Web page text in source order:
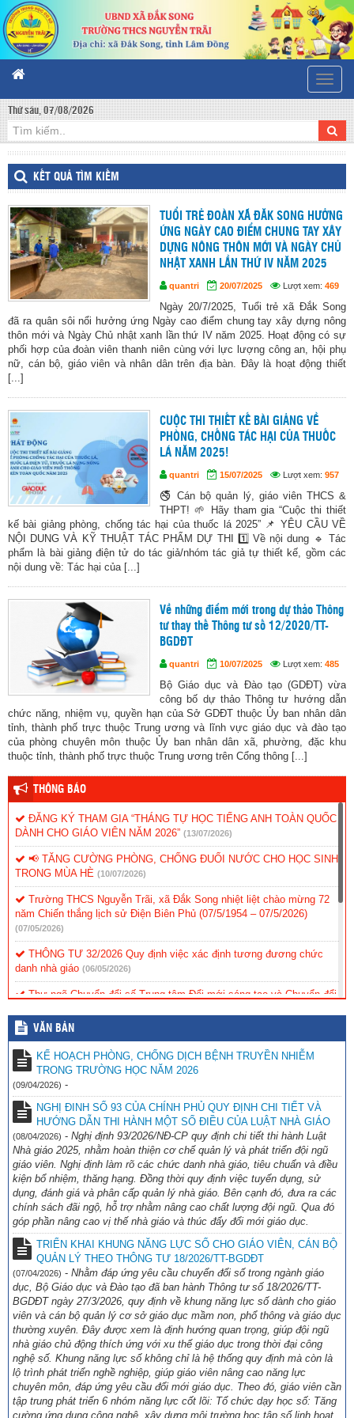
Toggle
Thứ sáu, 07/08/2026
KẾT QUẢ TÌM KIẾM
TUỔI TRẺ ĐOÀN XÃ ĐĂK SONG HƯỞNG
ỨNG NGÀY CAO ĐIỂM CHUNG TAY XÂY
DỰNG NÔNG THÔN MỚI VÀ NGÀY CHỦ
NHẬT XANH LẦN THỨ IV NĂM 2025
quantri 20/07/2025 Lượt xem: 469
Ngày 20/7/2025, Tuổi trẻ xã Đắk Song
đã ra quân sôi nổi hưởng ứng Ngày cao điểm chung tay xây dựng nông
thôn mới và Ngày Chủ nhật xanh lần thứ IV năm 2025. Hoạt động có sự
phối hợp của đoàn viên thanh niên cùng với lực lượng công an, hội phụ
nữ, cán bộ, giáo viên và nhân dân trên địa bàn. Đây là hoạt động thiết
[...]
CUỘC THI THIẾT KẾ BÀI GIẢNG VỀ
PHÒNG, CHỐNG TÁC HẠI CỦA THUỐC
LÁ NĂM 2025!
quantri 15/07/2025 Lượt xem: 957
🚭 Cán bộ quản lý, giáo viên THCS &
THPT! 🌱 Hãy tham gia “Cuộc thi thiết
kế bài giảng phòng, chống tác hại của thuốc lá 2025” 📌 YÊU CẦU VỀ
NỘI DUNG VÀ KỸ THUẬT TÁC PHẨM DỰ THI 1️⃣ Về nội dung 🔹 Tác
phẩm là bài giảng điện tử do tác giả/nhóm tác giả tự thiết kế, gồm các
nội dung về: Tác hại của [...]
Về những điểm mới trong dự thảo Thông
tư thay thế Thông tư số 12/2020/TT-
BGDĐT
quantri 10/07/2025 Lượt xem: 485
Bộ Giáo dục và Đào tạo (GDĐT) vừa
công bố dự thảo Thông tư hướng dẫn
chức năng, nhiệm vụ, quyền hạn của Sở GDĐT thuộc Ủy ban nhân dân
tỉnh, thành phố trực thuộc Trung ương và lĩnh vực giáo dục và đào tạo
của phòng chuyên môn thuộc Ủy ban nhân dân xã, phường, đặc khu
thuộc tỉnh, thành phố trực thuộc Trung ương trên Cổng thông [...]
THÔNG BÁO
ĐĂNG KÝ THAM GIA “THÁNG TỰ HỌC TIẾNG ANH TOÀN QUỐC
DÀNH CHO GIÁO VIÊN NĂM 2026” (13/07/2026)
📢 TĂNG CƯỜNG PHÒNG, CHỐNG ĐUỐI NƯỚC CHO HỌC SINH
TRONG MÙA HÈ (10/07/2026)
Trường THCS Nguyễn Trãi, xã Đắk Song nhiệt liệt chào mừng 72
năm Chiến thắng lịch sử Điện Biên Phủ (07/5/1954 – 07/5/2026)
(07/05/2026)
THÔNG TƯ 32/2026 Quy định việc xác định tương đương chức
danh nhà giáo (06/05/2026)
Thư ngõ Chuyển đổi số Trung tâm Đổi mới sáng tạo và Chuyển đổi
CÔNG AN XÃ ĐẮK SONG TRIỂN KHAI MÔ HÌNH “CỔNG
TRƯỜNG AN TOÀN GIAO THÔNG” TẠI TRƯỜNG THCS NGUYỄN
TRÃI
(06/05/2026)
Trường THCS Nguyễn Trãi Hướng dẫn tham gia thử thách trực
tuyến “S-Race 2026″ (06/05/2026)
TRƯỜNG THCS NGUYỄN TRÃI HƯỚNG DẪN SỬ DỤNG BỘ
SGK KẾT NỐI TRI THỨC VỚI CUỘC SỐNG NĂM HỌC 2026-2027
(06/05/2026)
VĂN BẢN
KẾ HOẠCH PHÒNG, CHỐNG DỊCH BỆNH TRUYỀN NHIỄM
TRONG TRƯỜNG HỌC NĂM 2026
(09/04/2026) -
NGHỊ ĐINH SỐ 93 CỦA CHÍNH PHỦ QUY ĐỊNH CHI TIẾT VÀ
HƯỚNG DẪN THI HÀNH MỘT SỐ ĐIỀU CỦA LUẬT NHÀ GIÁO
(08/04/2026) - Nghị định 93/2026/NĐ-CP quy định chi tiết thi hành Luật
Nhà giáo 2025, nhằm hoàn thiện cơ chế quản lý và phát triển đội ngũ
giáo viên. Nghị định làm rõ các chức danh nhà giáo, tiêu chuẩn và điều
kiện bổ nhiệm, thăng hạng. Đồng thời quy định việc tuyển dụng, sử
dụng, đánh giá và phân cấp quản lý nhà giáo. Bên cạnh đó, đưa ra các
chính sách đãi ngộ, hỗ trợ nhằm nâng cao chất lượng đội ngũ. Qua đó
góp phần nâng cao vị thế nhà giáo và thúc đẩy đổi mới giáo dục.
TRIỂN KHAI KHUNG NĂNG LỰC SỐ CHO GIÁO VIÊN, CÁN BỘ
QUẢN LÝ THEO THÔNG TƯ 18/2026/TT-BGDĐT
(07/04/2026) - Nhằm đáp ứng yêu cầu chuyển đổi số trong ngành giáo
dục, Bộ Giáo dục và Đào tạo đã ban hành Thông tư số 18/2026/TT-
BGDĐT ngày 27/3/2026, quy định về khung năng lực số dành cho giáo
viên và cán bộ quản lý cơ sở giáo dục mầm non, phổ thông và giáo dục
thường xuyên. Đây được xem là định hướng quan trọng, giúp đội ngũ
nhà giáo chủ động thích ứng với xu thế giáo dục trong thời đại công
nghệ số. Khung năng lực số không chỉ là hệ thống quy định mà còn là
lộ trình phát triển nghề nghiệp, giúp giáo viên nâng cao năng lực
chuyên môn, đáp ứng yêu cầu đổi mới giáo dục. Theo đó, giáo viên cần
tập trung phát triển 6 nhóm năng lực cốt lõi: Tổ chức dạy học số: Tăng
cường ứng dụng công nghệ, xây dựng môi trường học tập số linh hoạt,